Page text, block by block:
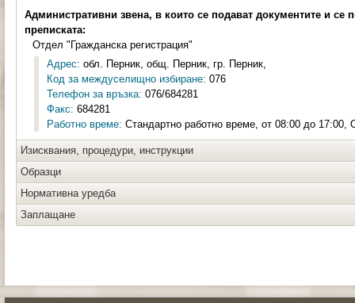
Административни звена, в които се подават документите и се
преписката:
Отдел "Гражданска регистрация"
Адрес: обл. Перник, общ. Перник, гр. Перник,
Код за междуселищно избиране: 076
Телефон за връзка: 076/684281
Факс: 684281
Работно време: Стандартно работно време, от 08:00 до 17:00,
Изисквания, процедури, инструкции
Образци
Нормативна уредба
Заплащане